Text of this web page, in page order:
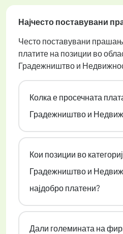
Најчесто поставувани
Често поставувани
платите на позиции во
Градежништво и
Колка е просечната
Градежништво и
Кои позиции во
Градежништво и
најдобро платени?
Дали големината на